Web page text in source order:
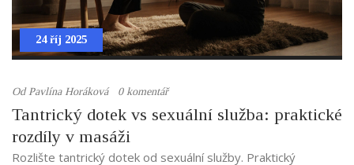
24 říj 2025
OdPavlína Horáková 0 komentář
Tantrický dotek vs sexuální služba: praktické
rozdíly v masáži
Rozlište tantrický dotek od sexuální služby. Praktický